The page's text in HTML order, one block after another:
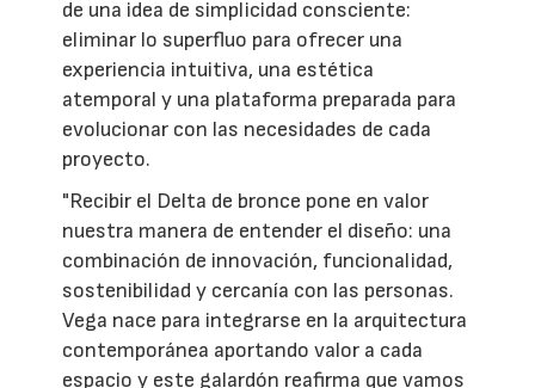
de una idea de simplicidad consciente:
eliminar lo superfluo para ofrecer una
experiencia intuitiva, una estética
atemporal y una plataforma preparada para
evolucionar con las necesidades de cada
proyecto.
"Recibir el Delta de bronce pone en valor
nuestra manera de entender el diseño: una
combinación de innovación, funcionalidad,
sostenibilidad y cercanía con las personas.
Vega nace para integrarse en la arquitectura
contemporánea aportando valor a cada
espacio y este galardón reafirma que vamos